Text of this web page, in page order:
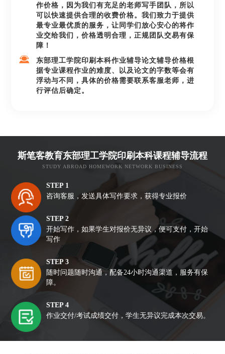
作价格，因为我们有充足的老师写手团队，所以
可以快速提供合理的收费价格。我们致力于提供
最专业最优质的服务，让同学们放心安心的将作
业交给我们，价格透明合理，正规团队交易有保
障！
东部理工学院印刷本科作业辅导论文辅导价格根
据专业课程作业的难度、以及论文的字数等会有
浮动与不同，具体的价格需要联系客服老师，进
行评估后确定。
斯笔客教育东部理工学院印刷本科课程辅导流程
STUDY ABROAD HOMEWORK NETWORK BUSINESS
STEP 1
咨询客服，发送具体写作要求，获得专业报价
STEP 2
开始写作，如果学生对报价无异议，便可支付，开始
写作
STEP 3
随时问题随时沟通，配备24小时沟通渠道，服务有保
障。
STEP 4
作业交付/考试成绩交付，学生无异议完成本次交易。